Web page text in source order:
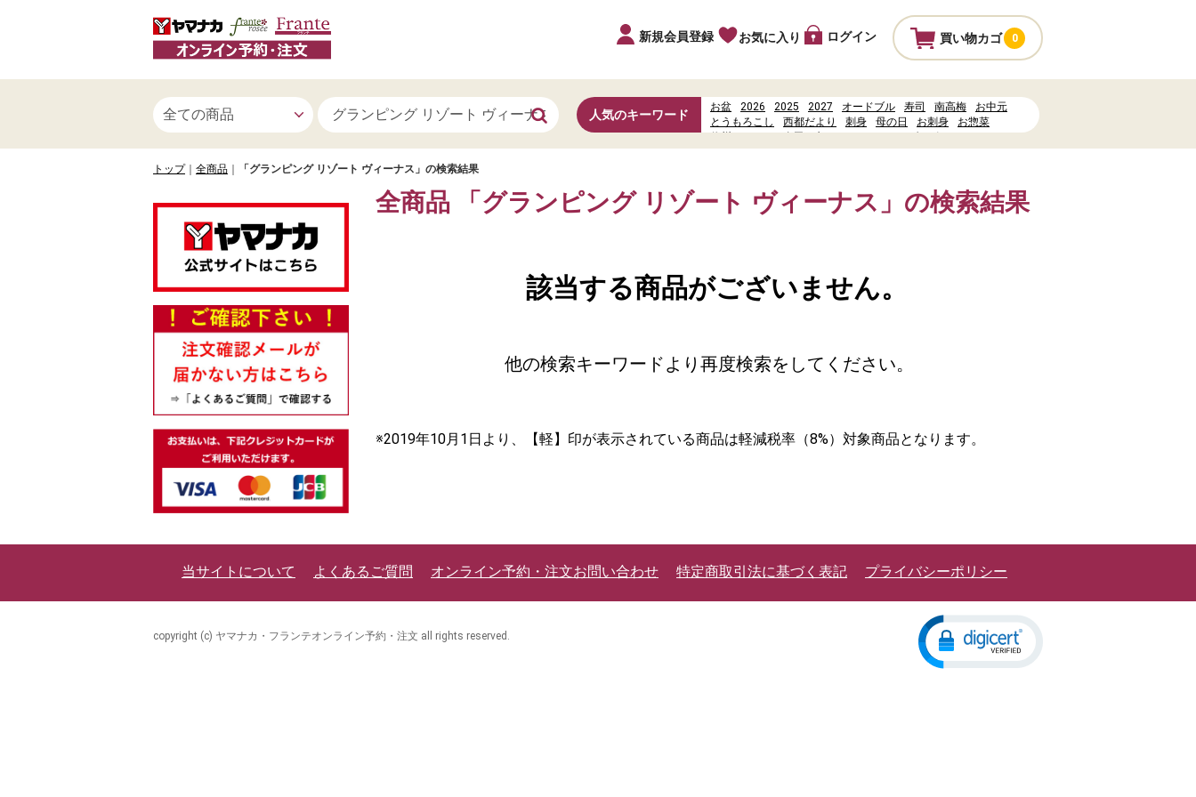
買い物カゴ 0
新規会員登録 お気に入り ログイン
人気のキーワード
お盆 2026 2025 2027 オードブル 寿司 南高梅
お中元
とうもろこし
西都だより 刺身 母の日 お刺身
お惣菜
トップ 全商品 「グランピング リゾート ヴィーナス」の検索結果
全商品 「グランピング リゾート ヴィーナス」の検索結果
該当する商品がございません。
他の検索キーワードより再度検索をしてください。
※2019年10月1日より、【軽】印が表示されている商品は軽減税率（8%）対象商品となります。
当サイトについて よくあるご質問 オンライン予約・注文お問い合わせ 特定商取引法に基づく表記 プライバシーポリシー
copyright (c) ヤマナカ・フランテオンライン予約・注文 all rights reserved.